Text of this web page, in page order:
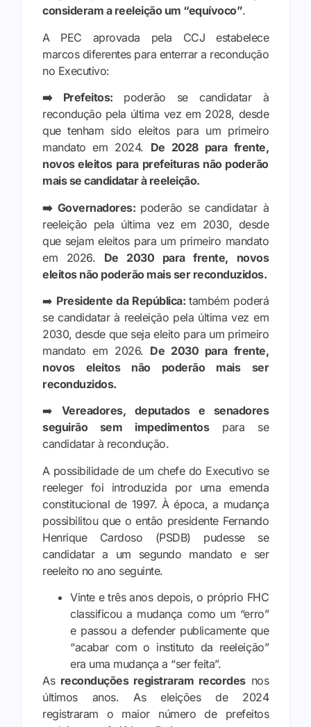
consideram a reeleição um “equívoco”.
A PEC aprovada pela CCJ estabelece
marcos diferentespara enterrar a recondução
no Executivo:
➡️ Prefeitos: poderão se candidatar à
recondução pela última vez em 2028, desde
que tenham sido eleitos para um primeiro
mandato em 2024. De 2028 para frente,
novos eleitos para prefeituras não poderão
mais se candidatar à reeleição.
➡️ Governadores: poderão se candidatar à
reeleição pela última vez em 2030, desde
que sejam eleitos para um primeiro mandato
em 2026. De 2030 para frente, novos
eleitos não poderão mais ser reconduzidos.
➡️ Presidente da República:também poderá
se candidatar à reeleição pela última vez em
2030, desde que seja eleito para um primeiro
mandato em 2026. De 2030 para frente,
novos eleitos não poderão mais ser
reconduzidos.
➡️ Vereadores, deputados e senadores
seguirão sem impedimentospara se
candidatar à recondução.
A possibilidade de um chefe do Executivo se
reeleger foi introduzida por uma emenda
constitucional de 1997. À época, a mudança
possibilitou que o então presidente Fernando
Henrique Cardoso (PSDB) pudesse se
candidatar a um segundo mandato e ser
reeleito no ano seguinte.
Vinte e três anos depois, o próprio FHC
classificou a mudança como um “erro”
e passou a defender publicamente que
“acabar com o instituto da reeleição”
era uma mudança a “ser feita”.
As reconduções registraram recordesnos
últimos anos. As eleições de 2024
registraram o maior número de prefeitos